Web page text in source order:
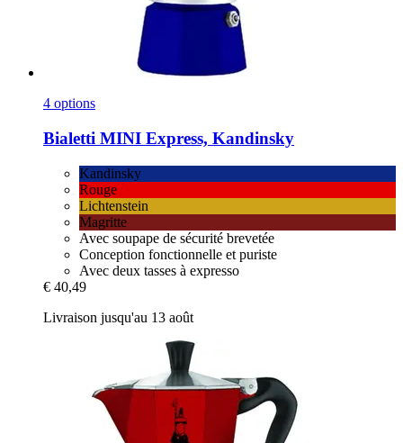
4 options
Bialetti MINI Express, Kandinsky
Kandinsky
Rouge
Lichtenstein
Magritte
Avec soupape de sécurité brevetée
Conception fonctionnelle et puriste
Avec deux tasses à expresso
€ 40,49
Livraison jusqu'au 13 août